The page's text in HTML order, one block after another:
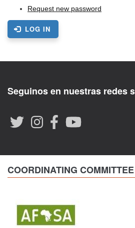
Request new password
LOG IN
Seguinos en nuestras redes
COORDINATING COMMITTEE